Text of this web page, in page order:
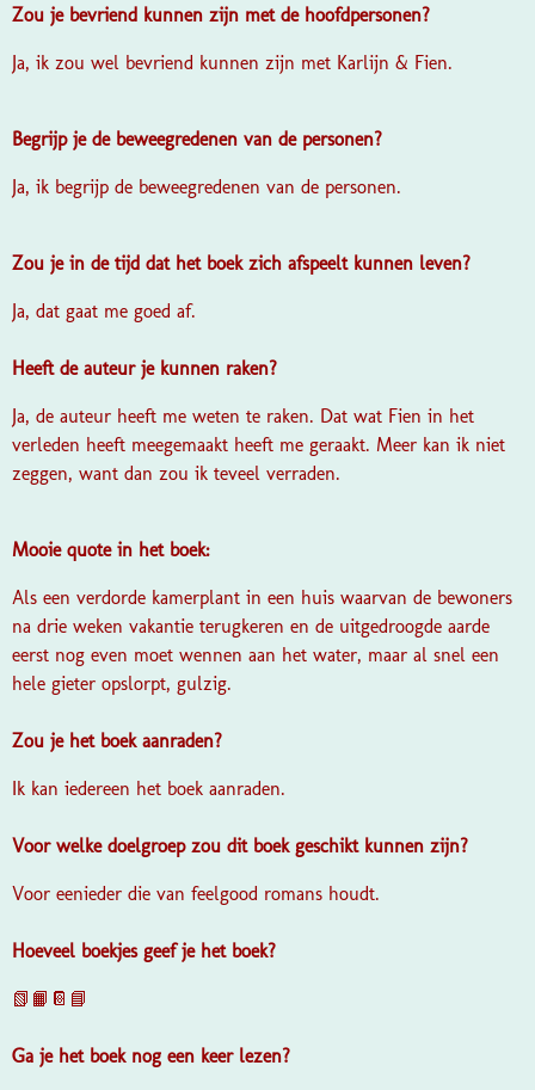
Zou je bevriend kunnen zijn met de hoofdpersonen?
Ja, ik zou wel bevriend kunnen zijn met Karlijn & Fien.
Begrijp je de beweegredenen van de personen?
Ja, ik begrijp de beweegredenen van de personen.
Zou je in de tijd dat het boek zich afspeelt kunnen leven?
Ja, dat gaat me goed af.
Heeft de auteur je kunnen raken?
Ja, de auteur heeft me weten te raken. Dat wat Fien in het
verleden heeft meegemaakt heeft me geraakt. Meer kan ik niet
zeggen, want dan zou ik teveel verraden.
Mooie quote in het boek:
Als een verdorde kamerplant in een huis waarvan de bewoners
na drie weken vakantie terugkeren en de uitgedroogde aarde
eerst nog even moet wennen aan het water, maar al snel een
hele gieter opslorpt, gulzig.
Zou je het boek aanraden?
Ik kan iedereen het boek aanraden.
Voor welke doelgroep zou dit boek geschikt kunnen zijn?
Voor eenieder die van feelgood romans houdt.
Hoeveel boekjes geef je het boek?
📗📙📔📘
Ga je het boek nog een keer lezen?